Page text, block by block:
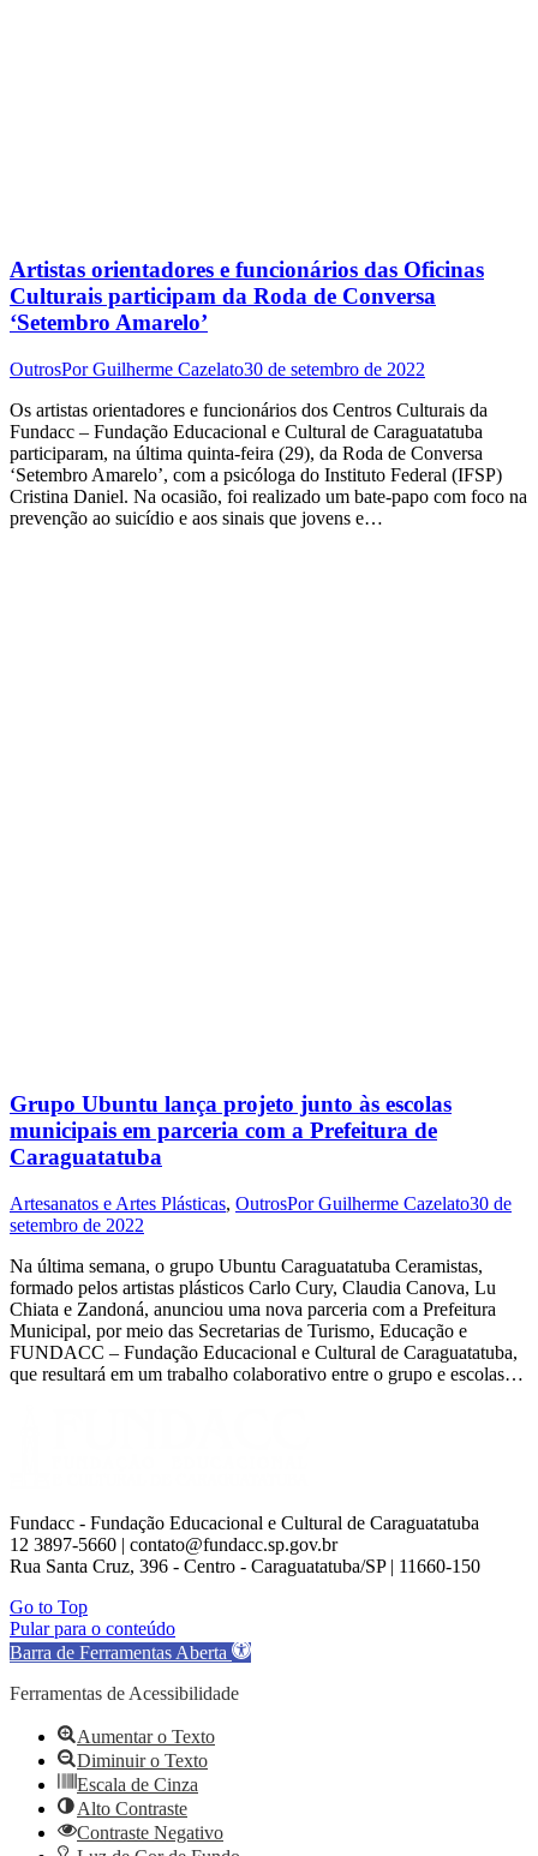
Artistas orientadores e funcionários das Oficinas
Culturais participam da Roda de Conversa
‘Setembro Amarelo’
OutrosPorGuilherme Cazelato30 de setembro de 2022
Os artistas orientadores e funcionários dos Centros Culturais da
Fundacc – Fundação Educacional e Cultural de Caraguatatuba
participaram, na última quinta-feira (29), da Roda de Conversa
‘Setembro Amarelo’, com a psicóloga do Instituto Federal (IFSP)
Cristina Daniel. Na ocasião, foi realizado um bate-papo com foco na
prevenção ao suicídio e aos sinais que jovens e…
Grupo Ubuntu lança projeto junto às escolas
municipais em parceria com a Prefeitura de
Caraguatatuba
Artesanatos e Artes Plásticas, OutrosPorGuilherme Cazelato30 de
setembro de 2022
Na última semana, o grupo Ubuntu Caraguatatuba Ceramistas,
formado pelos artistas plásticos Carlo Cury, Claudia Canova, Lu
Chiata e Zandoná, anunciou uma nova parceria com a Prefeitura
Municipal, por meio das Secretarias de Turismo, Educação e
FUNDACC – Fundação Educacional e Cultural de Caraguatatuba,
que resultará em um trabalho colaborativo entre o grupo e escolas…
Fundacc - Fundação Educacional e Cultural de Caraguatatuba
12 3897-5660 | contato@fundacc.sp.gov.br
Rua Santa Cruz, 396 - Centro - Caraguatatuba/SP | 11660-150
Go to Top
Pular para o conteúdo
Barra de Ferramentas Aberta
Ferramentas de Acessibilidade
Aumentar o Texto
Diminuir o Texto
Escala de Cinza
Alto Contraste
Contraste Negativo